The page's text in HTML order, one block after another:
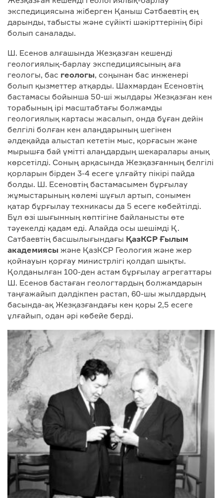
экспедициясына жіберген Қаныш Сәтбаевтің ең
дарынды, табысты және сүйікті шәкірттерінің бірі
болып саналады.
Ш. Есенов алғашында Жезқазған кешенді
геологиялық-барлау экспедициясының аға
геологы, бас геологы, соңынан бас инженері
болып қызметтер атқарды. Шахмардан Есеновтің
бастамасы бойынша 50-ші жылдары Жезқазған кен
торабының ірі масштабтағы болжамды
геологиялық картасы жасалып, онда бұған дейін
белгілі болған кен алаңдарының шегінен
әлдеқайда алыстап кететін мыс, қорғасын және
мырышға бай үмітті алаңдардың шекаралары анық
көрсетілді. Соның арқасында Жезқазғанның белгілі
қорларын бірден 3-4 есеге ұлғайту пікірі пайда
болды. Ш. Есеновтің бастамасымен бұрғылау
жұмыстарының көлемі шұғыл артып, сонымен
қатар бұрғылау техникасы да 5 есеге көбейтілді.
Бұл өзі шығынның көптігіне байланысты өте
тәуекелді қадам еді. Алайда осы шешімді Қ.
Сатбаевтің басшылығындағы ҚазКСР Ғылым
академиясы және ҚазКСР Геология және жер
қойнауын қорғау министрлігі қолдап шықты.
Қолданылған 100-ден астам бұрғылау агрегаттары
Ш. Есенов бастаған геологтардың болжамдарын
таңғажайып дәлдікпен растап, 60-шы жылдардың
басында-ақ Жезқазғандағы кен қоры 2,5 есеге
ұлғайып, одан әрі көбейе берді.